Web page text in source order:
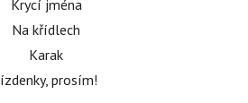
Krycí jména
Na křídlech
Karak
prosím!